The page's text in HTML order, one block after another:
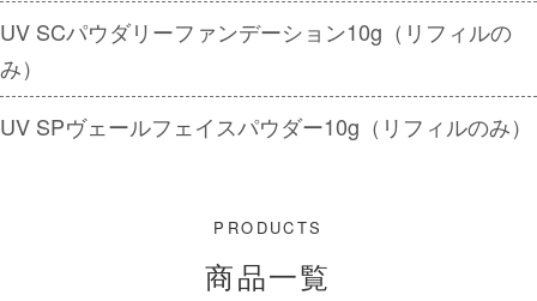
UV SCパウダリーファンデーション10g（リフィルの
み）
UV SPヴェールフェイスパウダー10g（リフィルのみ）
商品一覧